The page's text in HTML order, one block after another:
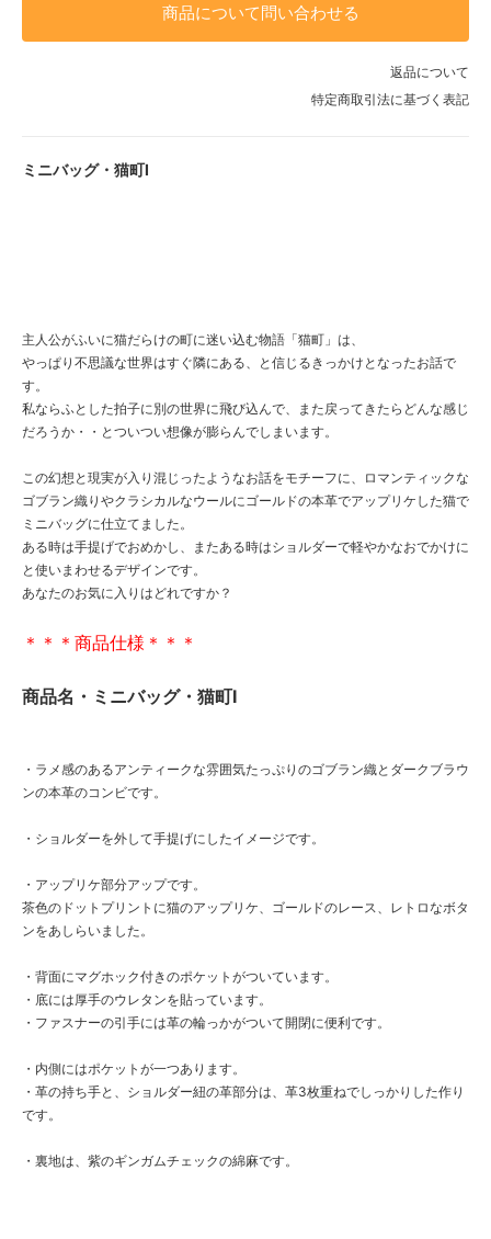
商品について問い合わせる
返品について
特定商取引法に基づく表記
ミニバッグ・猫町I
主人公がふいに猫だらけの町に迷い込む物語「猫町」は、
やっぱり不思議な世界はすぐ隣にある、と信じるきっかけとなったお話で
す。
私ならふとした拍子に別の世界に飛び込んで、また戻ってきたらどんな感じ
だろうか・・とついつい想像が膨らんでしまいます。
この幻想と現実が入り混じったようなお話をモチーフに、ロマンティックな
ゴブラン織りやクラシカルなウールにゴールドの本革でアップリケした猫で
ミニバッグに仕立てました。
ある時は手提げでおめかし、またある時はショルダーで軽やかなおでかけに
と使いまわせるデザインです。
あなたのお気に入りはどれですか？
＊＊＊商品仕様＊＊＊
商品名・ミニバッグ・猫町I
・ラメ感のあるアンティークな雰囲気たっぷりのゴブラン織とダークブラウ
ンの本革のコンビです。
・ショルダーを外して手提げにしたイメージです。
・アップリケ部分アップです。
茶色のドットプリントに猫のアップリケ、ゴールドのレース、レトロなボタ
ンをあしらいました。
・背面にマグホック付きのポケットがついています。
・底には厚手のウレタンを貼っています。
・ファスナーの引手には革の輪っかがついて開閉に便利です。
・内側にはポケットが一つあります。
・革の持ち手と、ショルダー紐の革部分は、革3枚重ねでしっかりした作り
です。
・裏地は、紫のギンガムチェックの綿麻です。